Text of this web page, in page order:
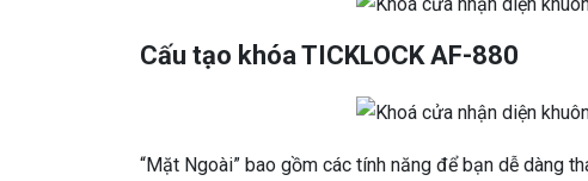
Cấu tạo khóa TICKLOCK AF-880
“Mặt Ngoài” bao gồm các tính năng để bạn dễ dàng